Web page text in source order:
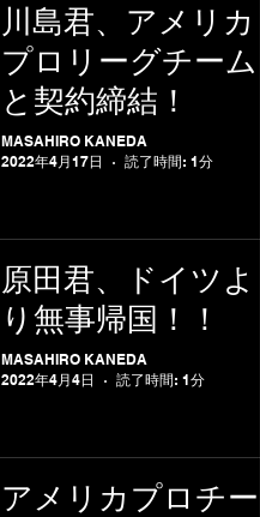
川島君、アメリカ
プロリーグチーム
と契約締結！
MASAHIRO KANEDA
2022年4月17日
読了時間: 1分
原田君、ドイツよ
り無事帰国！！
MASAHIRO KANEDA
2022年4月4日
読了時間: 1分
アメリカプロチー